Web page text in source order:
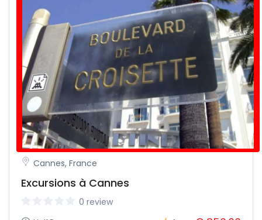
Cannes, France
Excursions à Cannes
0 review